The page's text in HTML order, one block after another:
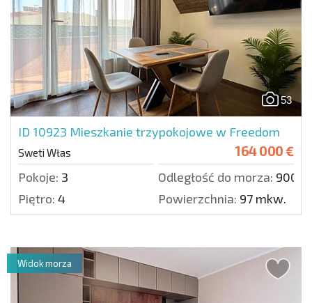
53
ID 10923 Mieszkanie trzypokojowe w Freedom
Sweti Włas 164 000 €
Pokoje: 3 Odległość do morza: 900
Piętro: 4 Powierzchnia: 97 mkw.
Widok morza